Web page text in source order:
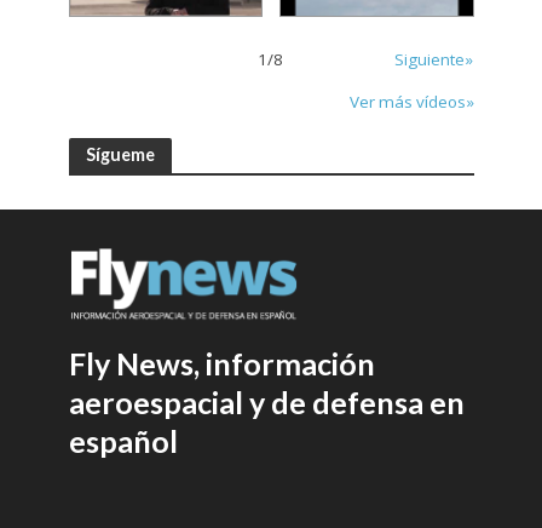
1/8
Siguiente»
Ver más vídeos»
Sígueme
Fly News, información
aeroespacial y de defensa en
español